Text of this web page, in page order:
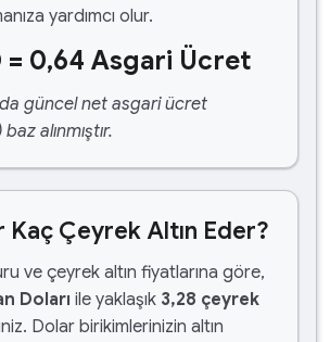
yardımcı olur.
= 0,64 Asgari Ücret
güncel net asgari ücret
alınmıştır.
Kaç Çeyrek Altın Eder?
ve çeyrek altın fiyatlarına göre,
Doları ile yaklaşık 3,28 çeyrek
Dolar birikimlerinizin altın